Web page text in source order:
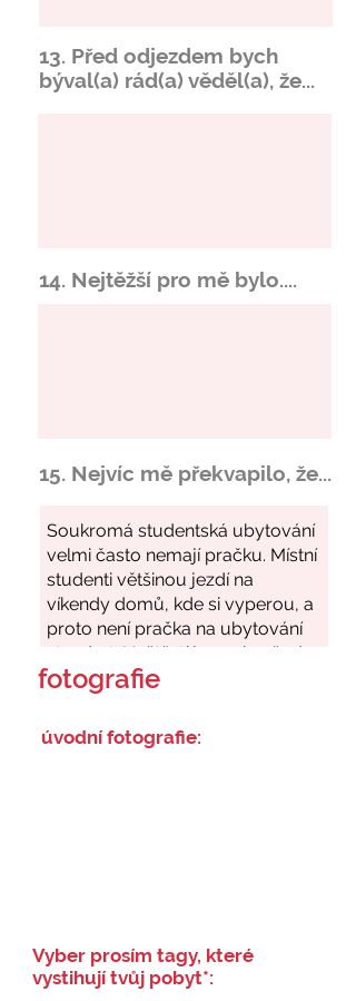
13. Před odjezdem bych
býval(a) rád(a) věděl(a), že...
14. Nejtěžší pro mě bylo....
15. Nejvíc mě překvapilo, že...
fotografie
úvodní fotografie:
Vyber prosím tagy, které
vystihují tvůj pobyt*: